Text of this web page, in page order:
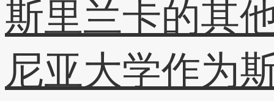
斯里兰卡的其
尼亚大学作为